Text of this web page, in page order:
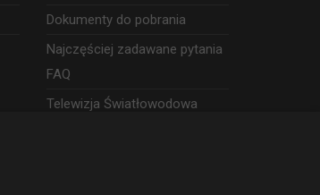
Dokumenty do pobrania
Najczęściej zadawane pytania
FAQ
Telewizja Światłowodowa